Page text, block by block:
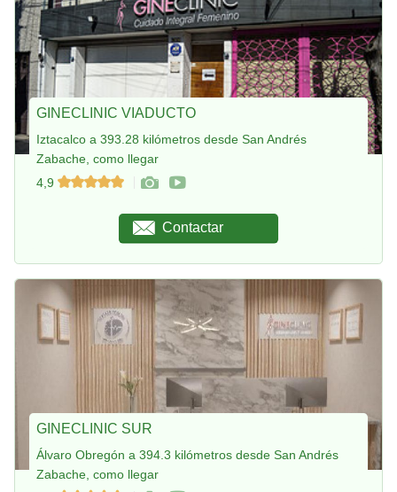
GINECLINIC VIADUCTO
Iztacalco a 393.28 kilómetros desde San Andrés
Zabache, como llegar
4,9
Contactar
GINECLINIC SUR
Álvaro Obregón a 394.3 kilómetros desde San Andrés
Zabache, como llegar